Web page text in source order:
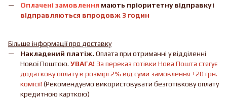
Оплачені замовлення мають пріоритетну відправкуі
відправляються впродовж 3 годин
Більше інформації про доставку
Накладений платіж. Оплата при отриманні у відділенні
Нової Поштою. УВАГА! За переказ готівки Нова Пошта стягує
додаткову оплату в розмірі 2% від суми замовлення +20 грн.
комісії! (Рекомендуємо використовувати безготівкову оплату
кредитною карткою)